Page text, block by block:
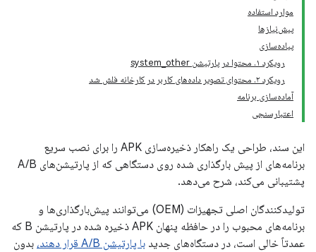
موارد استفاده
پیش‌نیازها
پیاده‌سازی
رویکرد ۱. محتوا در پارتیشن system_other
رویکرد ۲. محتوای تصویر داده‌های کاربر در کارخانه فلش شد
آماده‌سازی برنامه
اعتبارسنجی
این سند، طراحی یک راهکار ذخیره‌سازی APK را برای نصب سریع
برنامه‌های از پیش بارگذاری شده روی دستگاهی که از پارتیشن‌های A/B
پشتیبانی می‌کند، شرح می‌دهد.
تولیدکنندگان اصلی تجهیزات (OEM) می‌توانند پیش‌بارگذاری‌ها و
برنامه‌های محبوب را در حافظه پنهان APK ذخیره شده در پارتیشن B که
عمدتاً خالی است، در دستگاه‌های جدید با پارتیشن A/B قرار دهند،
بدون